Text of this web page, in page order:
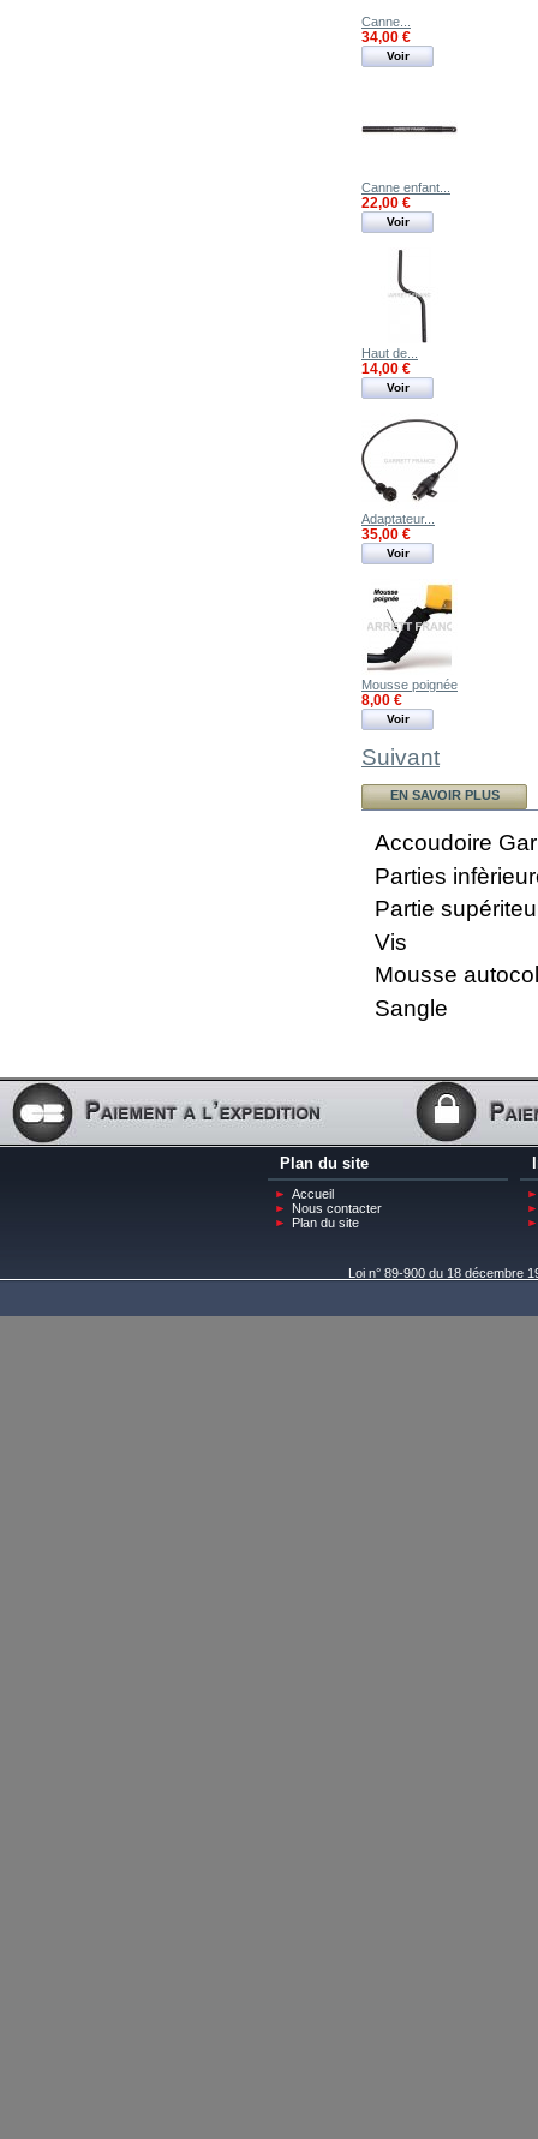
Canne...
34,00 €
Voir
Canne enfant...
22,00 €
Voir
Haut de...
14,00 €
Voir
Adaptateur...
35,00 €
Voir
Mousse poignée
8,00 €
Voir
Suivant
EN SAVOIR PLUS
Accoudoire
Parties
Partie
Vis
Mousse
Sangle
Plan du site
Accueil
Nous contacter
Plan du site
Loi n° 89-900 du 18 décembre